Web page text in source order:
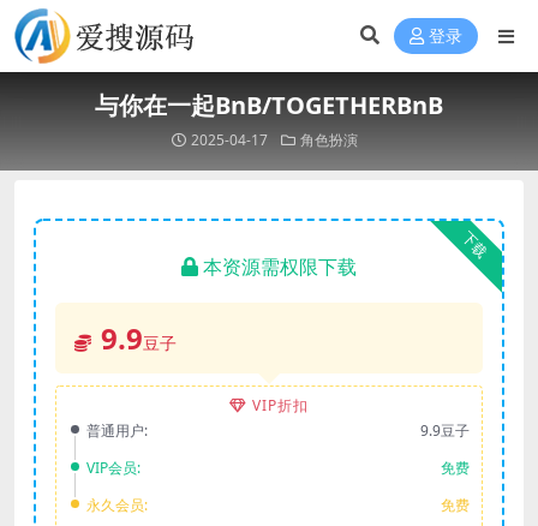
登录
与你在一起BnB/TOGETHERBnB
2025-04-17 角色扮演
下载
本资源需权限下载
9.9豆子
VIP折扣
普通用户:
9.9豆子
VIP会员:
免费
永久会员:
免费